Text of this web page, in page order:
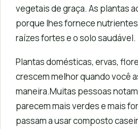
vegetais de graça. As plantas
porque lhes fornece
raízes fortes e o solo saudável.
Plantas domésticas, ervas,
crescem melhor quando você
maneira.Muitas pessoas
parecem mais verdes e mais
passam a usar composto